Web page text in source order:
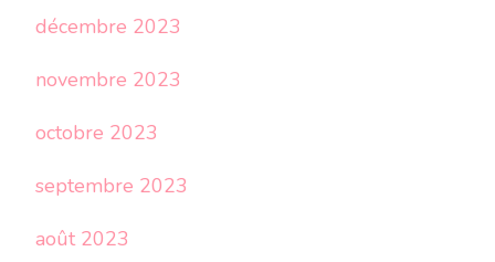
décembre 2023
novembre 2023
octobre 2023
septembre 2023
août 2023